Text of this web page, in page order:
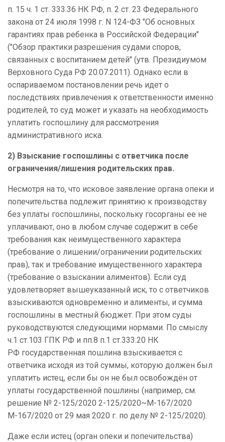
п. 15 ч. 1 ст. 333.36 НК РФ, п. 2 ст. 23 Федерального
закона от 24 июля 1998 г. N 124-ФЗ "Об основных
гарантиях прав ребенка в Российской Федерации"
("Обзор практики разрешения судами споров,
связанных с воспитанием детей" (утв. Президиумом
Верховного Суда РФ 20.07.2011). Однако если в
оспариваемом постановлении речь идет о
последствиях привлечения к ответственности именно
родителей, то суд может и указать на необходимость
уплатить госпошлину для рассмотрения
административного иска.
2) Взыскание госпошлины с ответчика после
ограничения/лишения родительских прав.
Несмотря на то, что исковое заявление органа опеки и
попечительства подлежит принятию к производству
без уплаты госпошлины, поскольку госорганы ее не
уплачивают, оно в любом случае содержит в себе
требования как неимущественного характера
(требование о лишении/ограничении родительских
прав), так и требование имущественного характера
(требование о взыскании алиментов). Если суд
удовлетворяет вышеуказанный иск, то с ответчиков
взыскиваются одновременно и алименты, и сумма
госпошлины в местный бюджет. При этом суды
руководствуются следующими нормами. По смыслу
ч.1 ст.103 ГПК РФ и пп.8 п.1 ст.333.20 НК
РФ государственная пошлина взыскивается с
ответчика исходя из той суммы, которую должен был
уплатить истец, если бы он не был освобождён от
уплаты государственной пошлины (например, см.
решение № 2-125/2020 2-125/2020~М-167/2020
М-167/2020 от 29 мая 2020 г. по делу № 2-125/2020).
Даже если истец (орган опеки и попечительства)